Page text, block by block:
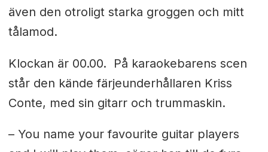
även den otroligt starka groggen och mitt
tålamod.
Klockan är 00.00. På karaokebarens scen
står den kände färjeunderhållaren Kriss
Conte, med sin gitarr och trummaskin.
– You name your favourite guitar players